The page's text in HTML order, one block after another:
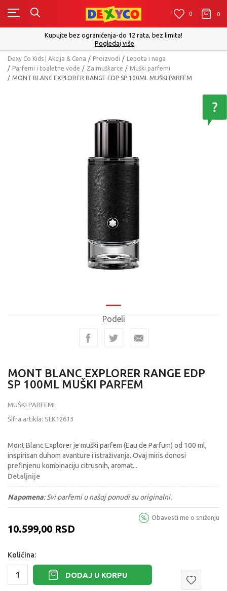
0 0 0
Kupujte bez ograničenja-do 12 rata, bez limita!
Pogledaj više
Dexy Co Kids | Akcija & Cena Proizvodi
Lepota i nega
Parfemi i toaletne vode
Za muškarce
Muški parfemi
MONT BLANC EXPLORER RANGE EDP SP 100ML MUŠKI PARFEM
Podeli
MONT BLANC EXPLORER RANGE EDP
SP 100ML MUŠKI PARFEM
MUŠKI PARFEMI
Šifra artikla: SLK12613
Mont Blanc Explorer je muški parfem (Eau de Parfum) od 100 ml,
inspirisan duhom avanture i istraživanja. Ovaj miris donosi
prefinjenu kombinaciju citrusnih, aromat...
Detaljnije
Napomena:Svi parfemi u našoj ponudi su originalni.
10.599,00 RSD
Obavesti me o sniženju
Količina:
DODAJ U KORPU